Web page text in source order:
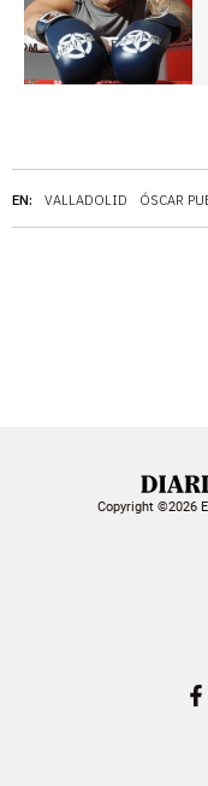
EN: VALLADOLID ÓSCAR
Copyright ©2026